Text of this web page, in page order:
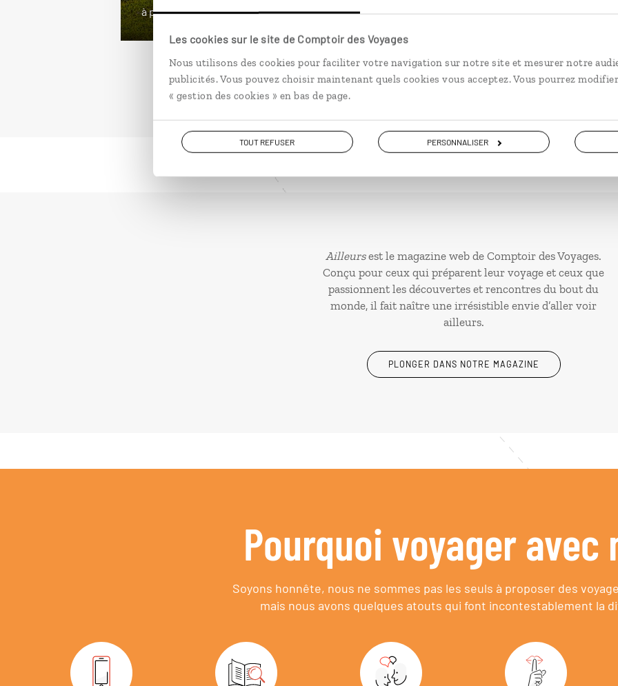
Les cookies sur le site de Comptoir des Voyages
Nous utilisons des cookies pour faciliter votre navigation sur notre site et mesurer notre
publicités. Vous pouvez choisir maintenant quels cookies vous acceptez. Vous pourrez
« gestion des cookies » en bas de page.
TOUT REFUSER PERSONNALISER
à partir de 2200€ à partir de 2800€ à
Ailleursest le magazine web de Comptoir des Voyages.
Conçu pour ceux qui préparent leur voyage et ceux que
passionnent les découvertes et rencontres du bout du
monde, il fait naître une irrésistible envie d’aller voir
ailleurs.
PLONGER DANS NOTRE MAGAZINE
Pourquoi voyager avec
Soyons honnête, nous ne sommes pas les seuls à proposer des
mais nous avons quelques atouts qui font incontestablement la